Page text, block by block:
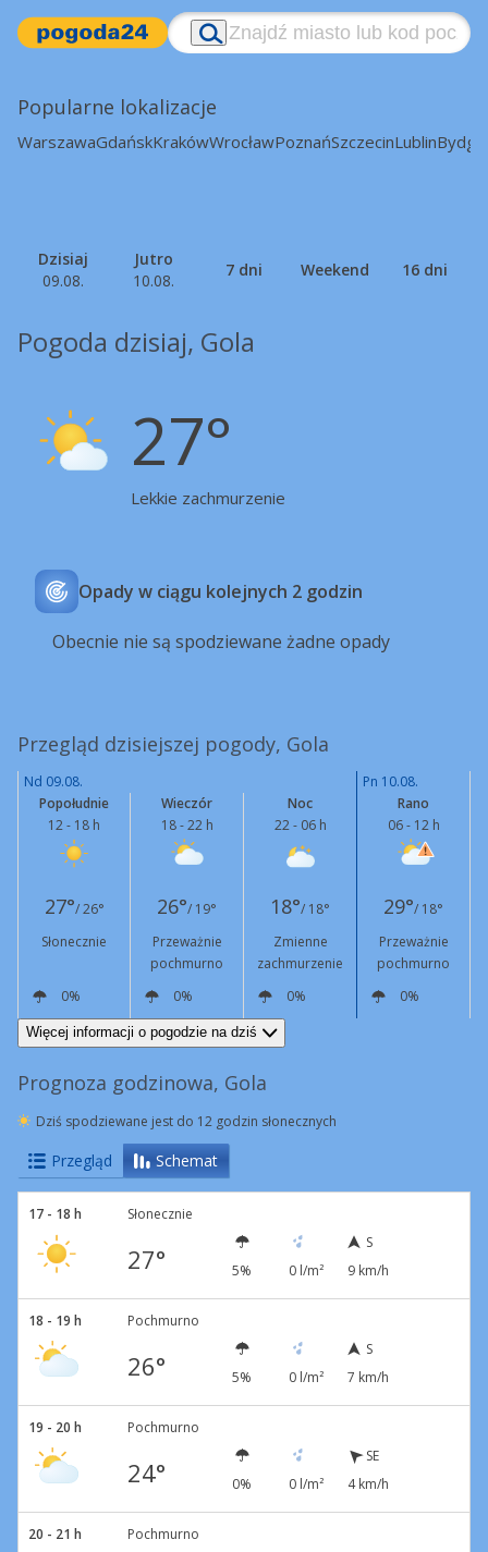
Popularne lokalizacje
WarszawaGdańskKrakówWrocławPoznańSzczecinLublin
Dzisiaj
09.08.
Jutro
10.08.
7 dni Weekend 16 dni
Pogoda dzisiaj, Gola
27°
Lekkie zachmurzenie
Opady w ciągu kolejnych 2 godzin
Obecnie nie są spodziewane żadne opady
Przegląd dzisiejszej pogody, Gola
Nd 09.08.
Pn 10.08.
Popołudnie
12 - 18 h
Wieczór
18 - 22 h
Noc
22 - 06 h
Rano
06 - 12 h
27°/ 26° 26°/ 19° 18°/ 18° 29°/ 18°
Słonecznie
Przeważnie
pochmurno
Zmienne
zachmurzenie
Przeważnie
pochmurno
0%
0% 0%
0%
S
11 km/h SE
5 km/h
Więcej informacji o pogodzie na dziś
Prognoza godzinowa, Gola
Dziś spodziewane jest do 12 godzin słonecznych
Przegląd Schemat
17 - 18 h Słonecznie
27° 5% 0 l/m²
S
9 km/h
18 - 19 h Pochmurno
26° 5% 0 l/m²
S
7 km/h
19 - 20 h Pochmurno
24° 0% 0 l/m²
SE
4 km/h
20 - 21 h Pochmurno